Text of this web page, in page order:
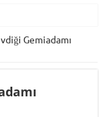
Gemiadamı